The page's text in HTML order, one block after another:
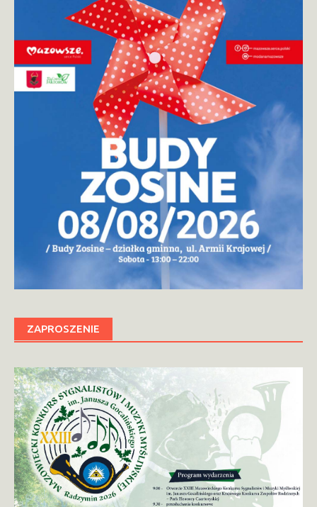
ZAPROSZENIE